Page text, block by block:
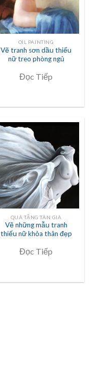
OIL PAINTING
Vẽ tranh sơn dầu thiếu
nữ treo phòng ngủ
Đọc Tiếp
QUÀ TẶNG TÂN GIA
Vẽ những mẫu tranh
thiếu nữ khỏa thân đẹp
Đọc Tiếp